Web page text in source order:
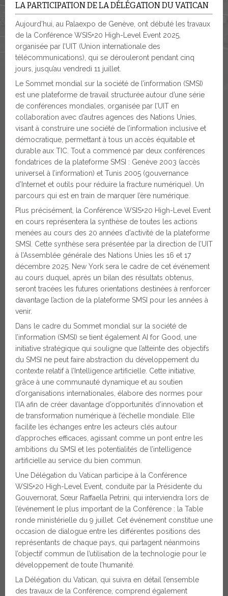
LA PARTICIPATION DE LA DÉLÉGATION DU VATICAN
Aujourd’hui, au Palaexpo de Genève, ont débuté les travaux
de la Conférence WSIS+20 High-Level Event 2025,
organisée par l’UIT (Union internationale des
télécommunications), qui se dérouleront pendant cinq
jours, jusqu’au vendredi 11 juillet.
Le Sommet mondial sur la société de l’information (SMSI)
est une plateforme de travail structurée autour d’une série
de conférences mondiales, organisée par l’UIT en
collaboration avec d’autres agences des Nations Unies,
visant à construire une société de l’information inclusive et
démocratique, permettant à tous un accès équitable et
durable aux TIC. Tout a commencé par deux conférences
fondatrices de la plateforme SMSI : Genève 2003 (accès
universel à l’information) et Tunis 2005 (gouvernance
d’Internet et outils pour réduire la fracture numérique). Un
parcours qui est en train de marquer l’ère numérique.
Plus précisément, la Conférence WSIS+20 High-Level Event
en cours représentera la synthèse de toutes les actions
menées au cours des 20 années d'activité de la plateforme
SMSI. Cette synthèse sera présentée par la direction de l’UIT
à l’Assemblée générale des Nations Unies les 16 et 17
décembre 2025. New York sera le cadre de cet événement
au cours duquel, après un bilan des résultats obtenus,
seront tracées les futures orientations destinées à renforcer
davantage l’action de la plateforme SMSI pour les années à
venir.
Dans le cadre du Sommet mondial sur la société de
l’information (SMSI) se tient également AI for Good, une
initiative stratégique qui souligne que l’atteinte des objectifs
du SMSI ne peut faire abstraction du développement du
contexte relatif à l’Intelligence artificielle. Cette initiative,
grâce à une communauté dynamique et au soutien
d’organisations internationales, élabore des normes pour
l’IA afin de créer davantage d’opportunités d’innovation et
de transformation numérique à l’échelle mondiale. Elle
facilite les échanges entre les acteurs clés autour
d’approches efficaces, agissant comme un pont entre les
ambitions du SMSI et les potentialités de l’intelligence
artificielle au service du bien commun.
Une Délégation du Vatican participe à la Conférence
WSIS+20 High-Level Event, conduite par la Présidente du
Gouvernorat, Sœur Raffaella Petrini, qui interviendra lors de
l’événement le plus important de la Conférence : la Table
ronde ministérielle du 9 juillet. Cet événement constitue une
occasion de dialogue entre les différentes positions des
représentants de chaque pays, qui partagent néanmoins
l’objectif commun de l’utilisation de la technologie pour le
développement de toute l’humanité.
La Délégation du Vatican, qui suivra en détail l’ensemble
des travaux de la Conférence, comprend également